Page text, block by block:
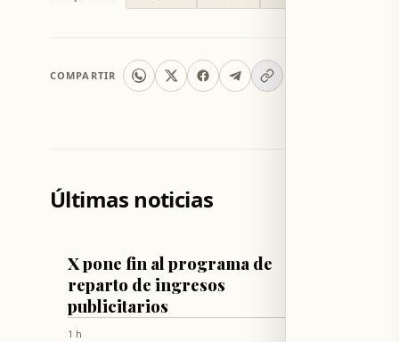
COMPARTIR
Últimas noticias
TECNOLOGÍA Y CIENCIA
X pone fin al programa de
reparto de ingresos
publicitarios
1 h